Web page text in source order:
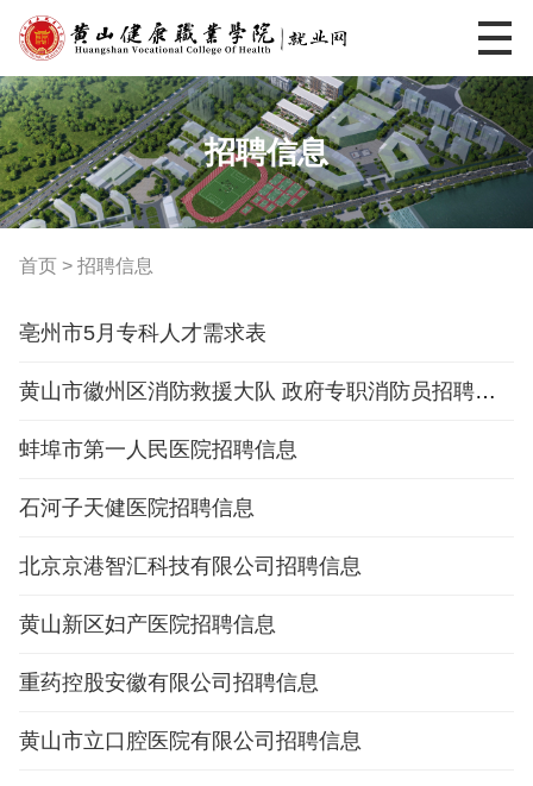
招聘信息
首页 > 招聘信息
亳州市5月专科人才需求表
黄山市徽州区消防救援大队 政府专职消防员招聘公告
蚌埠市第一人民医院招聘信息
石河子天健医院招聘信息
北京京港智汇科技有限公司招聘信息
黄山新区妇产医院招聘信息
重药控股安徽有限公司招聘信息
黄山市立口腔医院有限公司招聘信息